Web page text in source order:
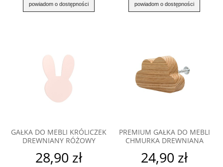
powiadom o dostępności powiadom o dostępności
GAŁKA DO MEBLI KRÓLICZEK
DREWNIANY RÓŻOWY
28,90 zł
PREMIUM GAŁKA DO MEBLI
CHMURKA DREWNIANA
24,90 zł